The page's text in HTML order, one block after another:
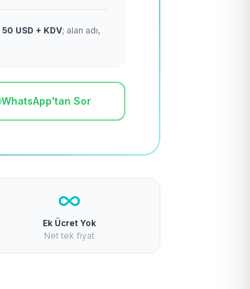
50 USD + KDV; alan adı,
WhatsApp'tan Sor
Ek Ücret Yok
Net tek fiyat